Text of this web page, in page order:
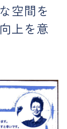
空間を
上を意